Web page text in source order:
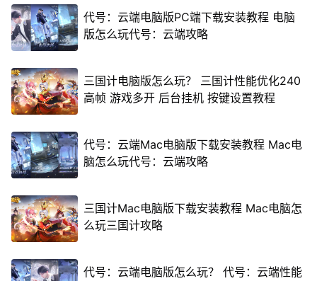
代号：云端电脑版PC端下载安装教程 电脑
版怎么玩代号：云端攻略
三国计电脑版怎么玩？ 三国计性能优化240
高帧 游戏多开 后台挂机 按键设置教程
代号：云端Mac电脑版下载安装教程 Mac电
脑怎么玩代号：云端攻略
三国计Mac电脑版下载安装教程 Mac电脑怎
么玩三国计攻略
代号：云端电脑版怎么玩？ 代号：云端性能